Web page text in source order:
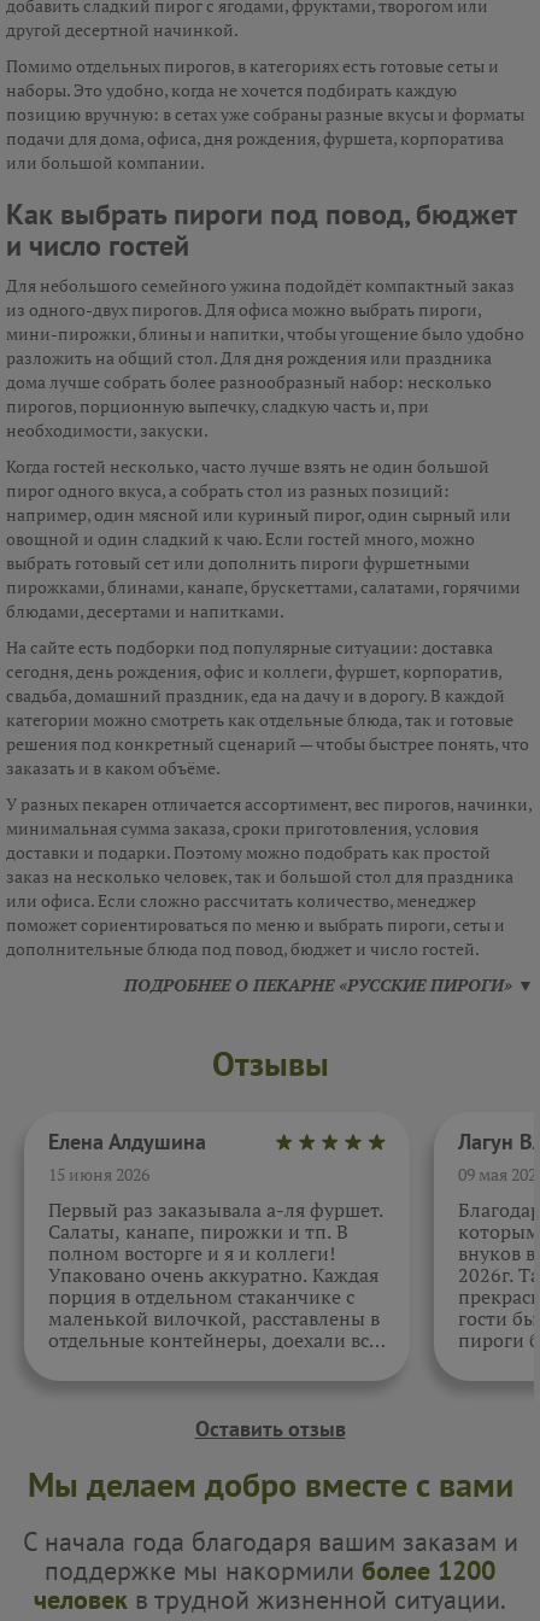
добавить сладкий пирог с ягодами, фруктами, творогом или
другой десертной начинкой.
Помимо отдельных пирогов, в категориях есть готовые сеты и
наборы. Это удобно, когда не хочется подбирать каждую
позицию вручную: в сетах уже собраны разные вкусы и форматы
подачи для дома, офиса, дня рождения, фуршета, корпоратива
или большой компании.
Как выбрать пироги под повод, бюджет
и число гостей
Для небольшого семейного ужина подойдёт компактный заказ
из одного-двух пирогов. Для офиса можно выбрать пироги,
мини-пирожки, блины и напитки, чтобы угощение было удобно
разложить на общий стол. Для дня рождения или праздника
дома лучше собрать более разнообразный набор: несколько
пирогов, порционную выпечку, сладкую часть и, при
необходимости, закуски.
Когда гостей несколько, часто лучше взять не один большой
пирог одного вкуса, а собрать стол из разных позиций:
например, один мясной или куриный пирог, один сырный или
овощной и один сладкий к чаю. Если гостей много, можно
выбрать готовый сет или дополнить пироги фуршетными
пирожками, блинами, канапе, брускеттами, салатами, горячими
блюдами, десертами и напитками.
На сайте есть подборки под популярные ситуации: доставка
сегодня, день рождения, офис и коллеги, фуршет, корпоратив,
свадьба, домашний праздник, еда на дачу и в дорогу. В каждой
категории можно смотреть как отдельные блюда, так и готовые
решения под конкретный сценарий — чтобы быстрее понять, что
заказать и в каком объёме.
У разных пекарен отличается ассортимент, вес пирогов, начинки,
минимальная сумма заказа, сроки приготовления, условия
доставки и подарки. Поэтому можно подобрать как простой
заказ на несколько человек, так и большой стол для праздника
или офиса. Если сложно рассчитать количество, менеджер
поможет сориентироваться по меню и выбрать пироги, сеты и
дополнительные блюда под повод, бюджет и число гостей.
ПОДРОБНЕЕ О ПЕКАРНЕ «РУССКИЕ ПИРОГИ» ▼
Отзывы
Елена Алдушина
15 июня 2026
Первый раз заказывала а-ля фуршет.
Салаты, канапе, пирожки и тп. В
полном восторге и я и коллеги!
Упаковано очень аккуратно. Каждая
порция в отдельном стаканчике с
маленькой вилочкой, расставлены в
отдельные контейнеры, доехали все
спасибо за внимательность к датам.
09 мая
внуков
2026г.
гости
пироги
Оставить отзыв
Мы делаем добро вместе с вами
С начала года благодаря вашим заказам и
поддержке мы накормили более 1200
человек в трудной жизненной ситуации.